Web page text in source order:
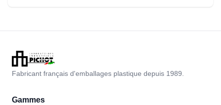
Fabricant français d'emballages plastique depuis 1989.
Gammes